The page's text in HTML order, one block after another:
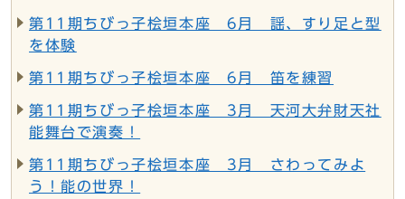
第11期ちびっ子桧垣本座 6月 謡、すり足と型
を体験
第11期ちびっ子桧垣本座 6月 笛を練習
第11期ちびっ子桧垣本座 3月 天河大弁財天社
能舞台で演奏！
第11期ちびっ子桧垣本座 3月 さわってみよ
う！能の世界！